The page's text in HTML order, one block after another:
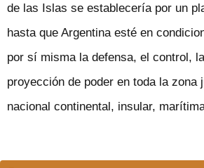
de las Islas se establecería por un
hasta que Argentina esté en
por sí misma la defensa, el control,
proyección de poder en toda la zona
nacional continental, insular,